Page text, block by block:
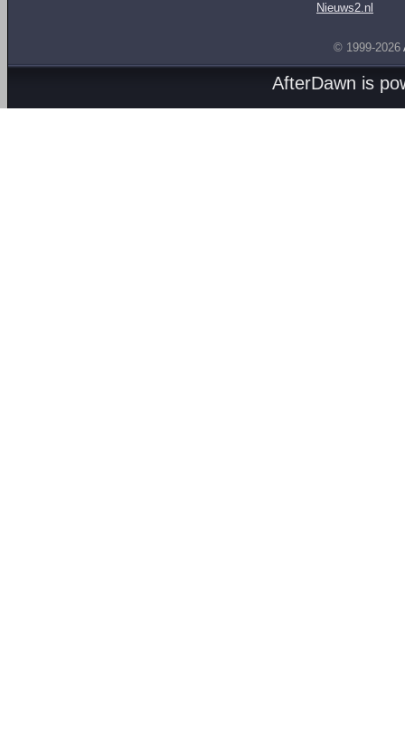
Nieuws2.nl
© 1999-2026
AfterDawn is